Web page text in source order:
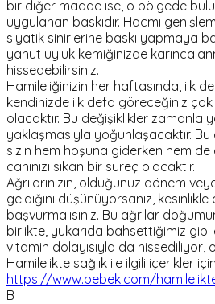
bir diğer madde ise, o bölgede
uygulanan baskıdır. Hacmi
siyatik sinirlerine baskı yapmaya
yahut uyluk kemiğinizde
hissedebilirsiniz.
Hamileliğinizin her haftasında, ilk
kendinizde ilk defa göreceğiniz çok
olacaktır. Bu değişiklikler zamanla
yaklaşmasıyla yoğunlaşacaktır.
sizin hem hoşuna giderken hem de
canınızı sıkan bir süreç olacaktır.
Ağrılarınızın, olduğunuz dönem
geldiğini düşünüyorsanız,
başvurmalısınız. Bu ağrılar
birlikte, yukarıda bahsettiğimiz
vitamin dolayısıyla da hissediliyor,
Hamilelikte sağlık ile ilgili içerikler için
https://www.bebek.com/
B